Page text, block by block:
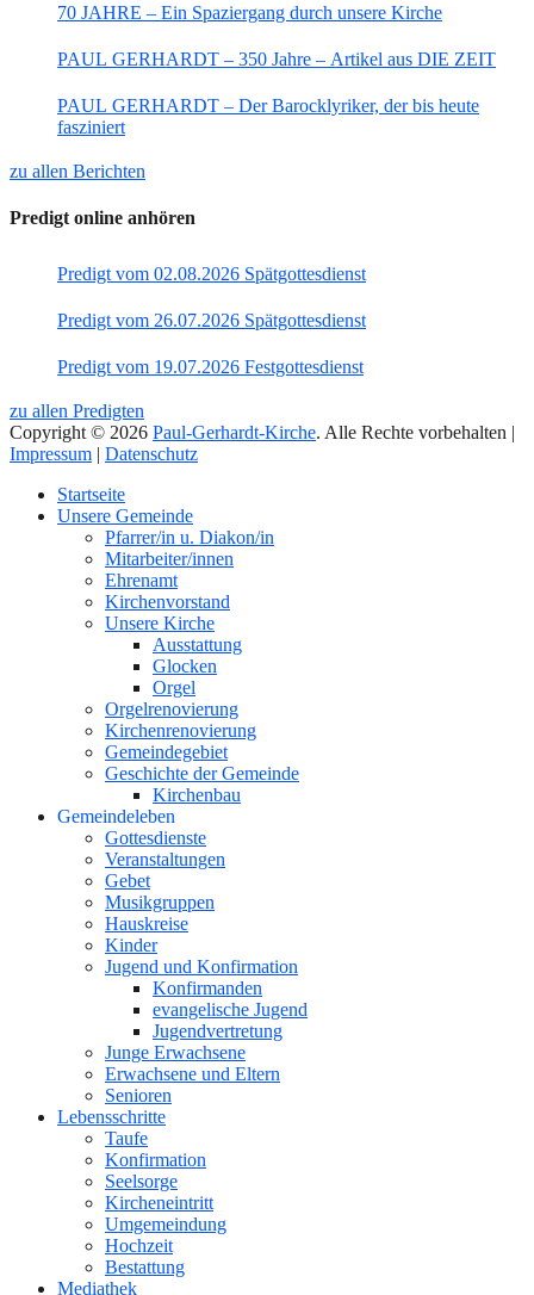
70 JAHRE – Ein Spaziergang durch unsere Kirche
PAUL GERHARDT – 350 Jahre – Artikel aus DIE ZEIT
PAUL GERHARDT – Der Barocklyriker, der bis heute
fasziniert
zu allen Berichten
Predigt online anhören
Predigt vom 02.08.2026 Spätgottesdienst
Predigt vom 26.07.2026 Spätgottesdienst
Predigt vom 19.07.2026 Festgottesdienst
zu allen Predigten
Copyright © 2026 Paul-Gerhardt-Kirche. Alle Rechte vorbehalten |
Impressum | Datenschutz
oben
Startseite
Unsere Gemeinde
Pfarrer/in u. Diakon/in
Mitarbeiter/innen
Ehrenamt
Kirchenvorstand
Unsere Kirche
Ausstattung
Glocken
Orgel
Orgelrenovierung
Kirchenrenovierung
Gemeindegebiet
Geschichte der Gemeinde
Kirchenbau
Gemeindeleben
Gottesdienste
Veranstaltungen
Gebet
Musikgruppen
Hauskreise
Kinder
Jugend und Konfirmation
Konfirmanden
evangelische Jugend
Jugendvertretung
Junge Erwachsene
Erwachsene und Eltern
Senioren
Lebensschritte
Taufe
Konfirmation
Seelsorge
Kircheneintritt
Umgemeindung
Hochzeit
Bestattung
Mediathek